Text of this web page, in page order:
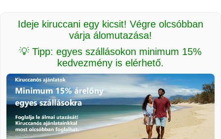
Ideje kiruccani egy kicsit! Végre olcsóbban
várja álomutazása!
💡 Tipp: egyes szállásokon minimum 15%
kedvezmény is elérhető.